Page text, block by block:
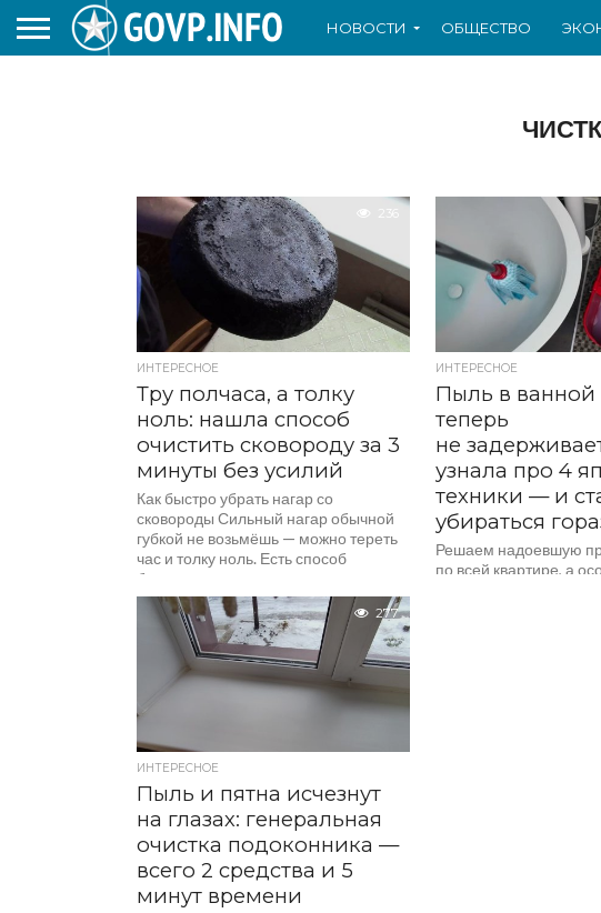
НОВОСТИ ОБЩЕСТВО
236
ИНТЕРЕСНОЕ
Тру полчаса, а толку
ноль: нашла способ
очистить сковороду за 3
минуты без усилий
Как быстро убрать нагар со
сковороды Сильный нагар обычной
губкой не возьмёшь — можно тереть
час и толку ноль. Есть способ
быстрее,...
ИНТЕРЕСНОЕ
Пыль в ванной
теперь
не
узнала про 4
техники — и
убираться
Решаем надоевшую
по всей квартире, а
277
ИНТЕРЕСНОЕ
Пыль и пятна исчезнут
на глазах: генеральная
очистка подоконника —
всего 2 средства и 5
минут времени